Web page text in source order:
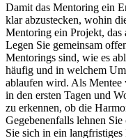
Damit das Mentoring ein
klar abzustecken, wohin
Mentoring ein Projekt, das
Legen Sie gemeinsam
Mentorings sind, wie es
häufig und in welchem
ablaufen wird. Als Mentee
in den ersten Tagen und
zu erkennen, ob die
Gegebenenfalls lehnen
Sie sich in ein